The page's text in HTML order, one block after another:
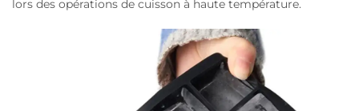
lors des opérations de cuisson à haute température.